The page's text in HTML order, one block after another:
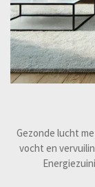
Gezonde lucht
vocht en